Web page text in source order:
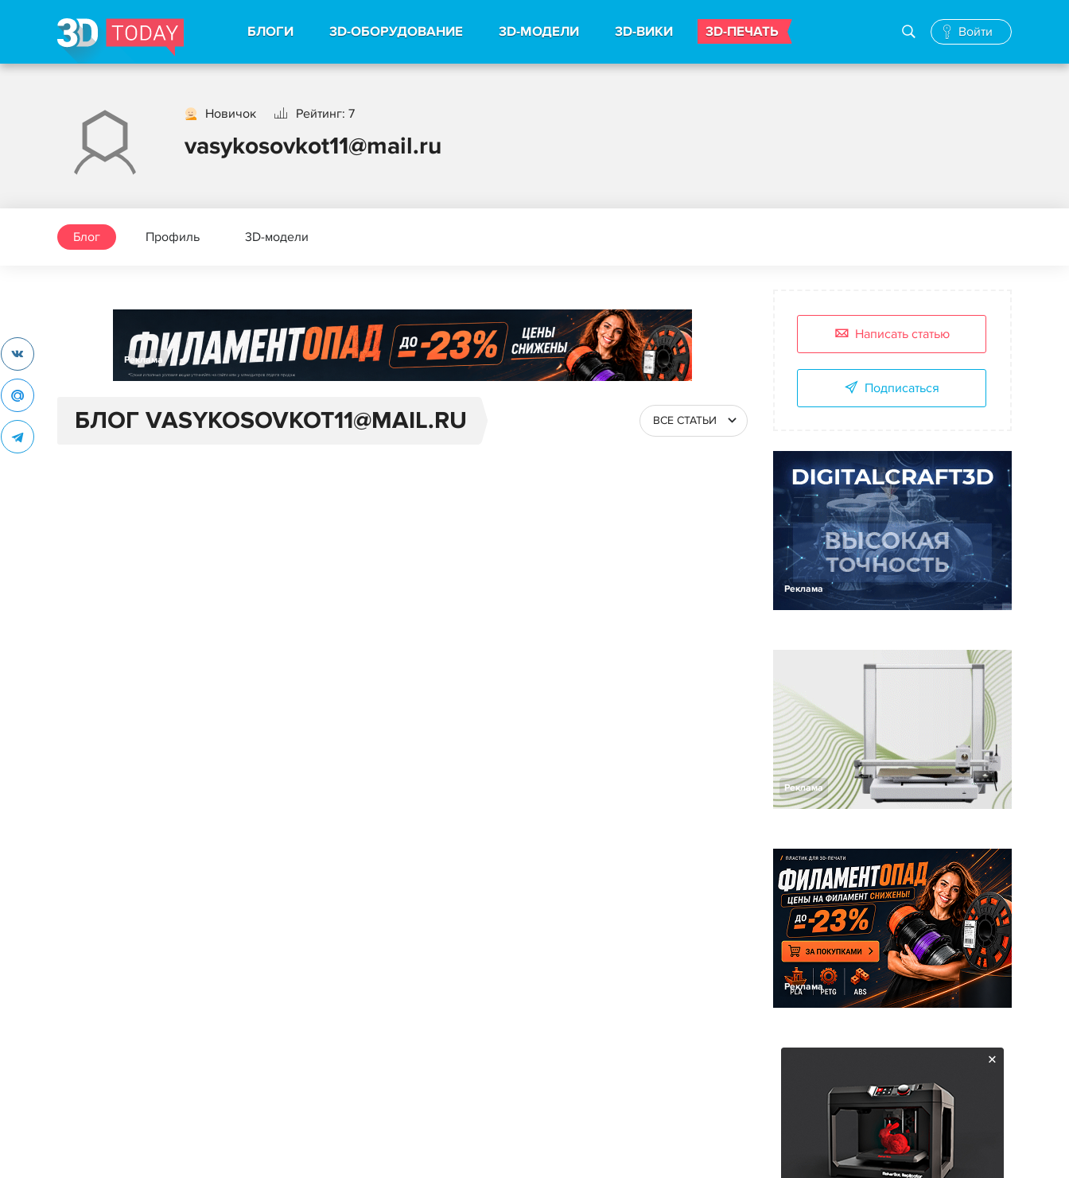
БЛОГИ 3D-ОБОРУДОВАНИЕ 3D-МОДЕЛИ 3D-ВИКИ 3D-ПЕЧАТЬ Войти
Новичок Рейтинг: 7
vasykosovkot11@mail.ru
Блог Профиль 3D-модели
Реклама
БЛОГ VASYKOSOVKOT11@MAIL.RU ВСЕ СТАТЬИ
Написать статью
Подписаться
Реклама
Реклама
Реклама